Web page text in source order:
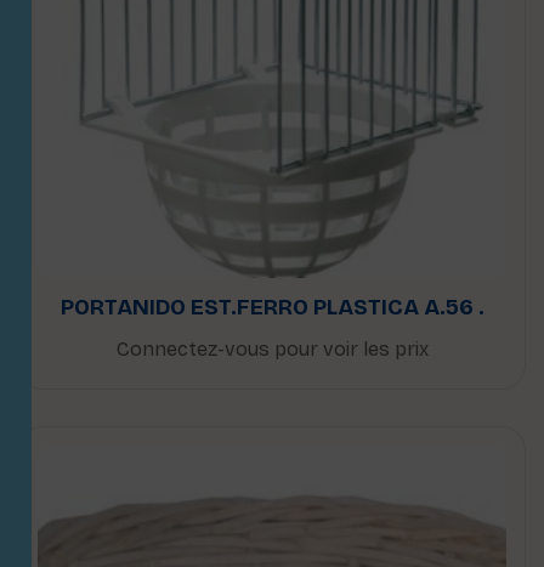
PORTANIDO EST.FERRO PLASTICA A.56 .
Connectez-vous pour voir les prix